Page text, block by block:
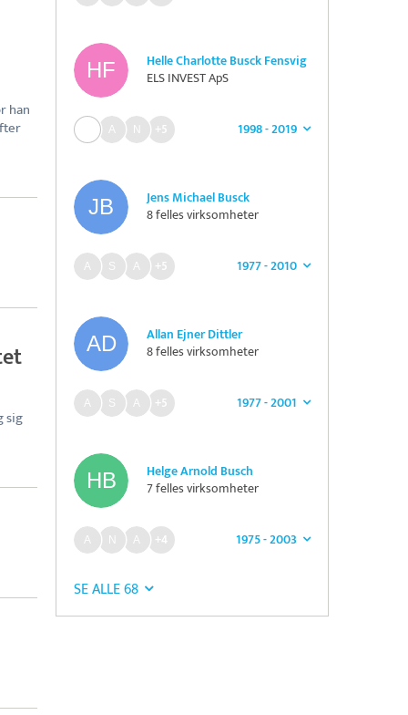
Helle Charlotte Busck Fensvig
ELS INVEST ApS
1998 - 2019
+5
Jens Michael Busck
8 felles virksomheter
1977 - 2010
+5
Allan Ejner Dittler
8 felles virksomheter
1977 - 2001
+5
Helge Arnold Busch
7 felles virksomheter
1975 - 2003
+4
SE ALLE 68
han
sig